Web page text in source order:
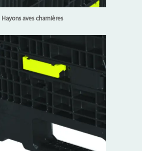
Hayons aves charnières